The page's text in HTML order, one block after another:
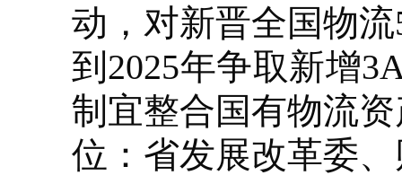
动，对新晋全国物
到2025年争取新增
制宜整合国有物流
位：省发展改革委